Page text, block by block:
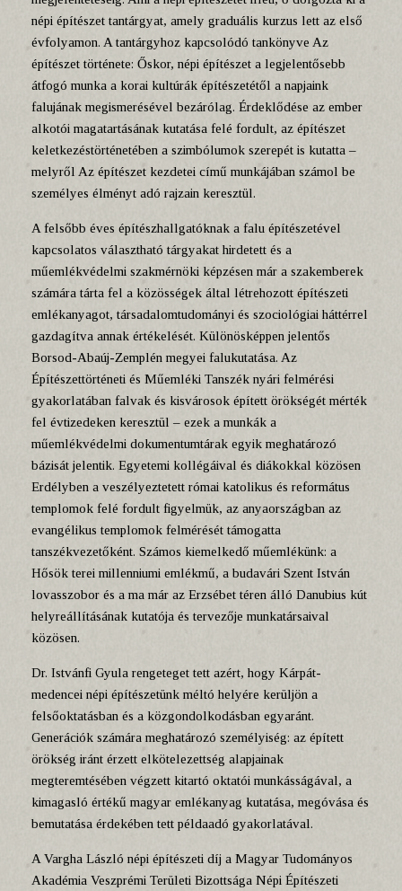
népi építészet tantárgyat, amely graduális kurzus lett az első
évfolyamon. A tantárgyhoz kapcsolódó tankönyve Az
építészet története: Őskor, népi építészet a legjelentősebb
átfogó munka a korai kultúrák építészetétől a napjaink
falujának megismerésével bezárólag. Érdeklődése az ember
alkotói magatartásának kutatása felé fordult, az építészet
keletkezéstörténetében a szimbólumok szerepét is kutatta –
melyről Az építészet kezdetei című munkájában számol be
személyes élményt adó rajzain keresztül.
A felsőbb éves építészhallgatóknak a falu építészetével
kapcsolatos választható tárgyakat hirdetett és a
műemlékvédelmi szakmérnöki képzésen már a szakemberek
számára tárta fel a közösségek által létrehozott építészeti
emlékanyagot, társadalomtudományi és szociológiai háttérrel
gazdagítva annak értékelését. Különösképpen jelentős
Borsod-Abaúj-Zemplén megyei falukutatása. Az
Építészettörténeti és Műemléki Tanszék nyári felmérési
gyakorlatában falvak és kisvárosok épített örökségét mérték
fel évtizedeken keresztül – ezek a munkák a
műemlékvédelmi dokumentumtárak egyik meghatározó
bázisát jelentik. Egyetemi kollégáival és diákokkal közösen
Erdélyben a veszélyeztetett római katolikus és református
templomok felé fordult figyelmük, az anyaországban az
evangélikus templomok felmérését támogatta
tanszékvezetőként. Számos kiemelkedő műemlékünk: a
Hősök terei millenniumi emlékmű, a budavári Szent István
lovasszobor és a ma már az Erzsébet téren álló Danubius kút
helyreállításának kutatója és tervezője munkatársaival
közösen.
Dr. Istvánfi Gyula rengeteget tett azért, hogy Kárpát-
medencei népi építészetünk méltó helyére kerüljön a
felsőoktatásban és a közgondolkodásban egyaránt.
Generációk számára meghatározó személyiség: az épített
örökség iránt érzett elkötelezettség alapjainak
megteremtésében végzett kitartó oktatói munkásságával, a
kimagasló értékű magyar emlékanyag kutatása, megóvása és
bemutatása érdekében tett példaadó gyakorlatával.
A Vargha László népi építészeti díj a Magyar Tudományos
Akadémia Veszprémi Területi Bizottsága Népi Építészeti